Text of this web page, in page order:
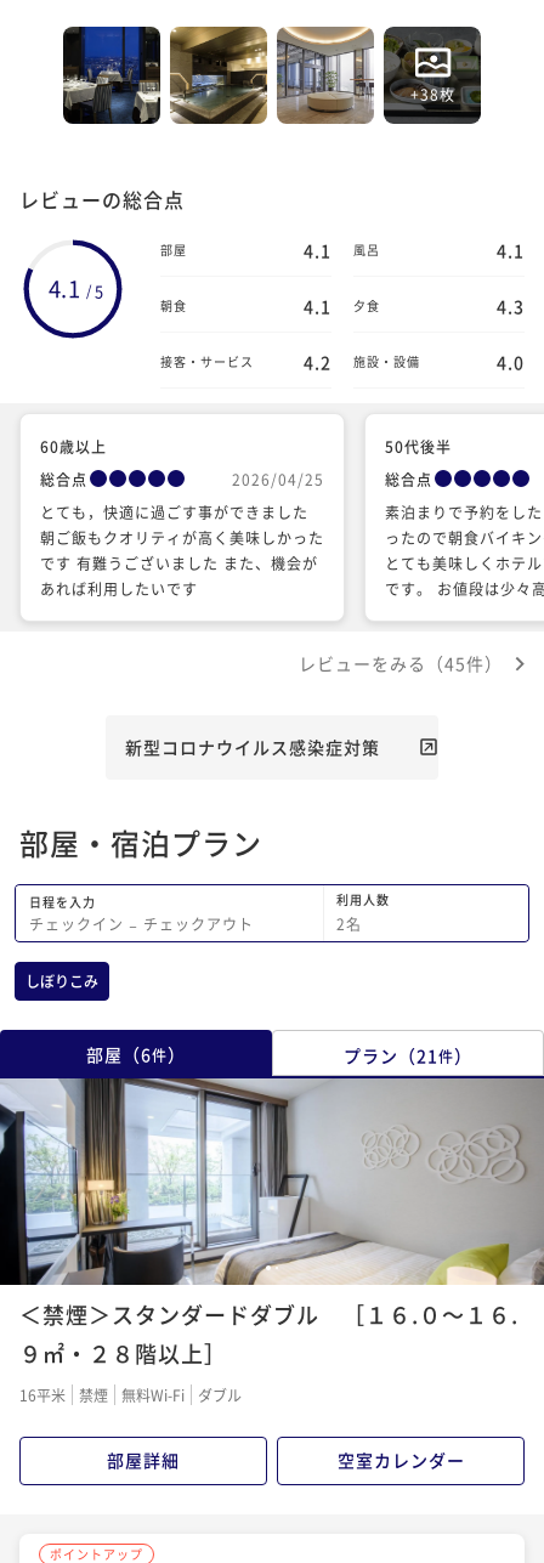
+38枚
レビューの総合点
4.1 /5
部屋 4.1 風呂 4.1
朝食 4.1 夕食 4.3
接客・サービス 4.2 施設・設備 4.0
60歳以上
総合点
2026/04/25
とても，快適に過ごす事ができました
朝ご飯もクオリティが高く美味しかった
です 有難うございました また、機会が
あれば利用したいです
50代後半
総合点
素泊まりで予約をし
ったので朝食バイキ
とても美味しくホテ
です。 お値段は少々
あるホテルでした。
レビューをみる（45件）
新型コロナウイルス感染症対策
部屋・宿泊プラン
日程を入力
チェックイン − チェックアウト
利用人数
2名
しぼりこみ
部屋 （6件） プラン （21 件）
12
＜禁煙＞スタンダードダブル ［１６.０～１６.
９㎡・２８階以上］
16平米 禁煙 無料Wi-Fi ダブル
部屋詳細 空室カレンダー
ポイントアップ